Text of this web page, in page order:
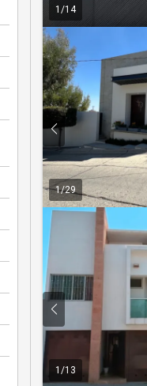
1 /14
1/29
1 /13